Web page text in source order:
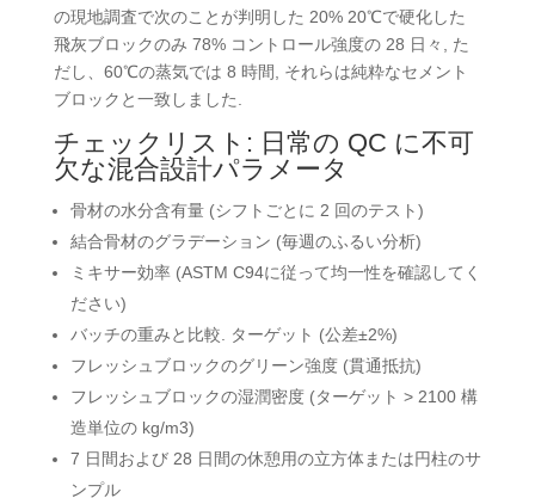
の現地調査で次のことが判明した 20% 20℃で硬化した
飛灰ブロックのみ 78% コントロール強度の 28 日々, た
だし、60℃の蒸気では 8 時間, それらは純粋なセメント
ブロックと一致しました.
チェックリスト: 日常の QC に不可
欠な混合設計パラメータ
骨材の水分含有量 (シフトごとに 2 回のテスト)
結合骨材のグラデーション (毎週のふるい分析)
ミキサー効率 (ASTM C94に従って均一性を確認してく
ださい)
バッチの重みと比較. ターゲット (公差±2%)
フレッシュブロックのグリーン強度 (貫通抵抗)
フレッシュブロックの湿潤密度 (ターゲット > 2100 構
造単位の kg/m3)
7 日間および 28 日間の休憩用の立方体または円柱のサ
ンプル